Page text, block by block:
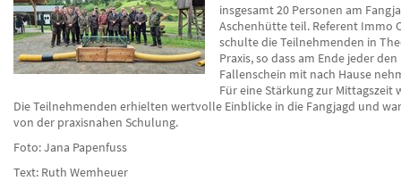
insgesamt 20 Personen am
Aschenhütte teil. Referent Immo
schulte die Teilnehmenden in
Praxis, so dass am Ende jeder
Fallenschein mit nach Hause
Für eine Stärkung zur Mittagszeit
Die Teilnehmenden erhielten wertvolle Einblicke in die Fangjagd und
von der praxisnahen Schulung.
Foto: Jana Papenfuss
Text: Ruth Wemheuer